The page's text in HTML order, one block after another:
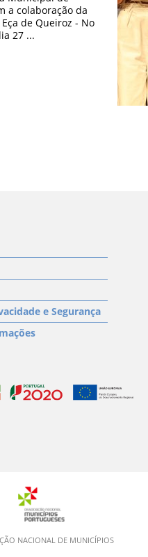
a colaboração da
de Queiroz - No
27 ...
e Segurança
NACIONAL DE MUNICÍPIOS